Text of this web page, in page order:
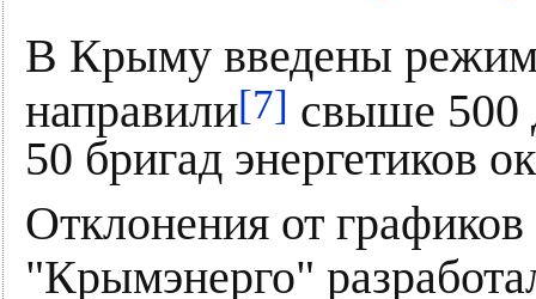
В Крыму введены режим
направили[7] свыше 500
50 бригад энергетиков
Отклонения от
"Крымэнерго"